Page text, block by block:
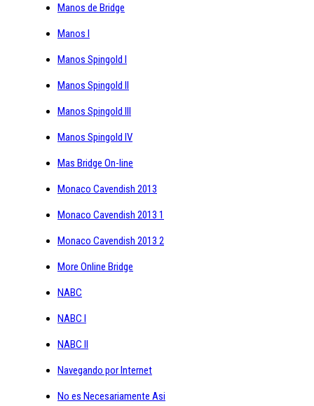
Manos de Bridge
Manos I
Manos Spingold I
Manos Spingold II
Manos Spingold III
Manos Spingold IV
Mas Bridge On-line
Monaco Cavendish 2013
Monaco Cavendish 2013 1
Monaco Cavendish 2013 2
More Online Bridge
NABC
NABC I
NABC II
Navegando por Internet
No es Necesariamente Asi